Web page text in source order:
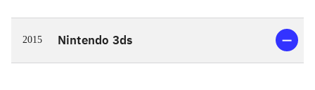
2015 Nintendo 3ds